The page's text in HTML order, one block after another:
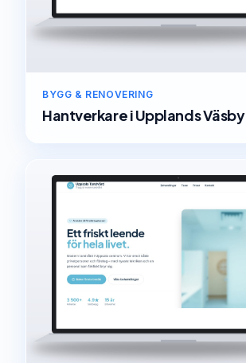
BYGG & RENOVERING
HantverkareiUpplands Väsby